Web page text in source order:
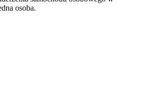
osoba.